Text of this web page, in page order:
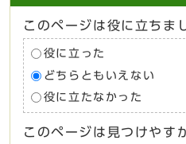
このページは役に立ちま
役に立った
どちらともいえない
役に立たなかった
このページは見つけやす